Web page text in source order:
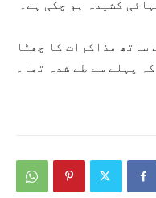
کشیدہ ہو چکی ہے۔
ساتھ مذاکرات کا چھٹا
پہلے سے طے شدہ تھا۔